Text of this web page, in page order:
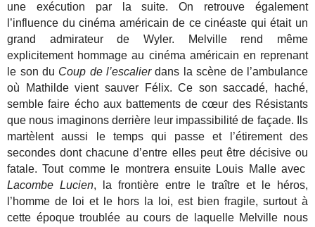
une exécution par la suite. On retrouve également
l’influence du cinéma américain de ce cinéaste qui était un
grand admirateur de Wyler. Melville rend même
explicitement hommage au cinéma américain en reprenant
le son du Coup de l’escalierdans la scène de l’ambulance
où Mathilde vient sauver Félix. Ce son saccadé, haché,
semble faire écho aux battements de cœur des Résistants
que nous imaginons derrière leur impassibilité de façade. Ils
martèlent aussi le temps qui passe et l’étirement des
secondes dont chacune d’entre elles peut être décisive ou
fatale. Tout comme le montrera ensuite Louis Malle avec
Lacombe Lucien, la frontière entre le traître et le héros,
l’homme de loi et le hors la loi, est bien fragile, surtout à
cette époque troublée au cours de laquelle Melville nous